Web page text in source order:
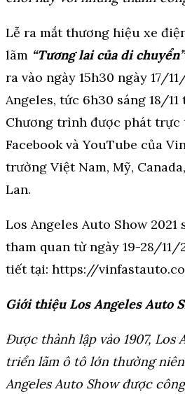
Lễ ra mắt thương hiệu xe
lãm “Tương lai của di chuyển”
ra vào ngày 15h30 ngày 17/
Angeles, tức 6h30 sáng 18/
Chương trình được phát
Facebook và YouTube của
trường Việt Nam, Mỹ,
Lan.
Los Angeles Auto Show 2021
tham quan từ ngày 19-28/11/
tiết tại: https://
Giới thiệu Los Angeles Auto
Được thành lập vào 1907, Los
triển lãm ô tô lớn thường
Angeles Auto Show được